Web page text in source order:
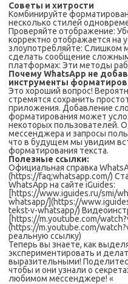
Советы и хитрости
Комбинируйте
несколько стилей
Проверяйте отображение:
корректно отображается на
злоупотребляйте: Слишком
сделать сообщение
платформах: Эти методы
Почему WhatsApp не
инструменты
Это хороший вопрос!
стремятся сохранить
приложения. Добавление
форматирования может
некоторых пользователей.
мессенджера и запросы
что в будущем мы увидим
форматирования текста.
Полезные ссылки:
Официальная справка
(https://faq;whatsapp.com/)
WhatsApp на сайте iGuides:
[https://www.iguides.ru/smi/
whatsapp/](https://
tekst-v-whatsapp/)
[https://m.youtube.com/
(https://m.youtube.com/
реальную ссылку)
Теперь вы знаете, как
экспериментировать и
выразительными!
чтобы и они узнали о
любимом мессенджере! «